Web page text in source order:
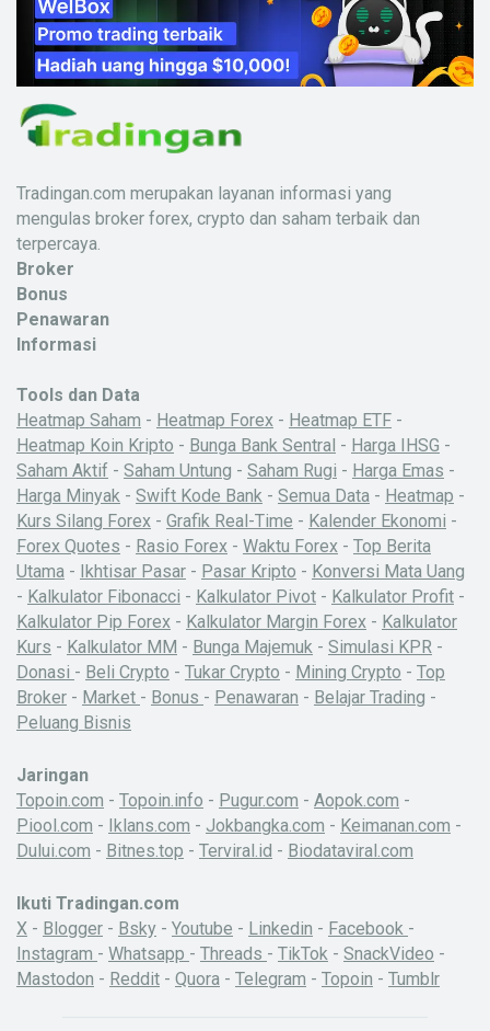
Tradingan.com merupakan layanan informasi yang
mengulas broker forex, crypto dan saham terbaik dan
terpercaya.
Broker
Bonus
Penawaran
Informasi
Tools dan Data
Heatmap Saham - Heatmap Forex - Heatmap ETF -
Heatmap Koin Kripto - Bunga Bank Sentral - Harga IHSG -
Saham Aktif - Saham Untung - Saham Rugi - Harga Emas -
Harga Minyak - Swift Kode Bank - Semua Data - Heatmap -
Kurs Silang Forex - Grafik Real-Time - Kalender Ekonomi -
Forex Quotes - Rasio Forex - Waktu Forex - Top Berita
Utama - Ikhtisar Pasar - Pasar Kripto - Konversi Mata Uang
- Kalkulator Fibonacci - Kalkulator Pivot - Kalkulator Profit -
Kalkulator Pip Forex - Kalkulator Margin Forex - Kalkulator
Kurs - Kalkulator MM - Bunga Majemuk - Simulasi KPR -
Donasi - Beli Crypto - Tukar Crypto - Mining Crypto - Top
Broker - Market - Bonus - Penawaran - Belajar Trading -
Peluang Bisnis
Jaringan
Topoin.com - Topoin.info - Pugur.com - Aopok.com -
Piool.com - Iklans.com - Jokbangka.com - Keimanan.com -
Dului.com - Bitnes.top - Terviral.id - Biodataviral.com
Ikuti Tradingan.com
X - Blogger - Bsky - Youtube - Linkedin - Facebook -
Instagram - Whatsapp - Threads - TikTok - SnackVideo -
Mastodon - Reddit - Quora - Telegram - Topoin - Tumblr